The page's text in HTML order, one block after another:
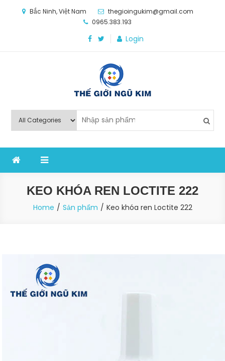
Bắc Ninh, Việt Nam
thegioingukim@gmail.com
0965.383.193
Login
Thế Giới Ngũ Kim
nghiệp sản xuất
KEO KHÓA REN LOCTITE 222
Home Sản phẩm Keo khóa ren Loctite 222